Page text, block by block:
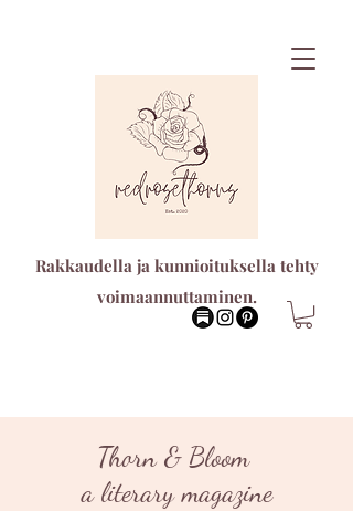
Rakkaudella ja kunnioituksella tehty
voimaannuttaminen.
Thorn & Bloom
a literary magazine